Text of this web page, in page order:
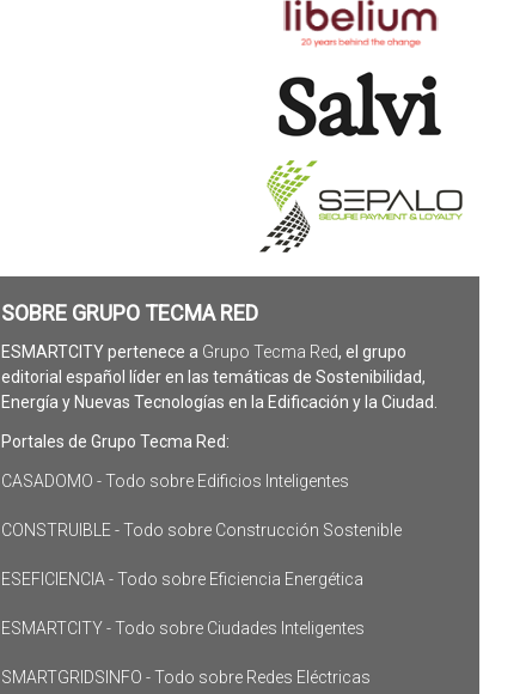
SOBRE GRUPO TECMA RED
ESMARTCITY pertenece a Grupo Tecma Red, el grupo
editorial español líder en las temáticas de Sostenibilidad,
Energía y Nuevas Tecnologías en la Edificación y la Ciudad.
Portales de Grupo Tecma Red:
CASADOMO - Todo sobre Edificios Inteligentes
CONSTRUIBLE - Todo sobre Construcción Sostenible
ESEFICIENCIA - Todo sobre Eficiencia Energética
ESMARTCITY - Todo sobre Ciudades Inteligentes
SMARTGRIDSINFO - Todo sobre Redes Eléctricas